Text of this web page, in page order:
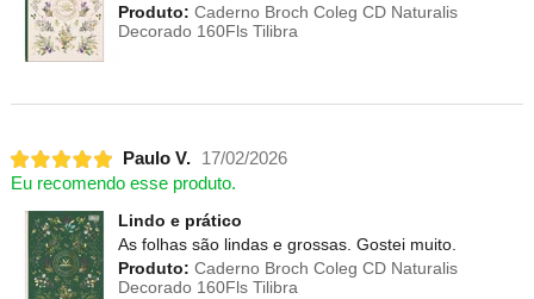
Produto: Caderno Broch Coleg CD Naturalis
Decorado 160Fls Tilibra
Paulo V.
17/02/2026
Eu recomendo esse produto.
Lindo e prático
As folhas são lindas e grossas. Gostei muito.
Produto: Caderno Broch Coleg CD Naturalis
Decorado 160Fls Tilibra